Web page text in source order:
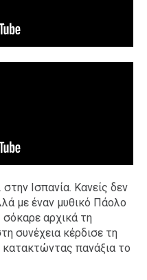
Ισπανία. Κανείς δεν
με έναν μυθικό Πάολο
αρχικά τη
συνέχεια κέρδισε τη
κατακτώντας πανάξια το